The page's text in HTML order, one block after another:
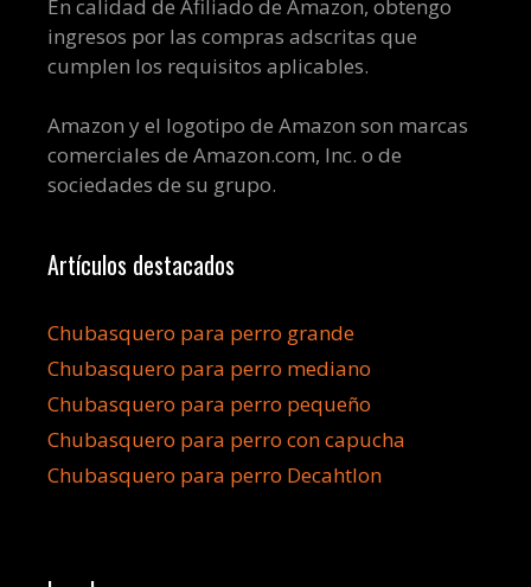
En calidad de Afiliado de Amazon, obtengo
ingresos por las compras adscritas que
cumplen los requisitos aplicables.
Amazon y el logotipo de Amazon son marcas
comerciales de Amazon.com, Inc. o de
sociedades de su grupo.
Artículos destacados
Chubasquero para perro grande
Chubasquero para perro mediano
Chubasquero para perro pequeño
Chubasquero para perro con capucha
Chubasquero para perro Decahtlon